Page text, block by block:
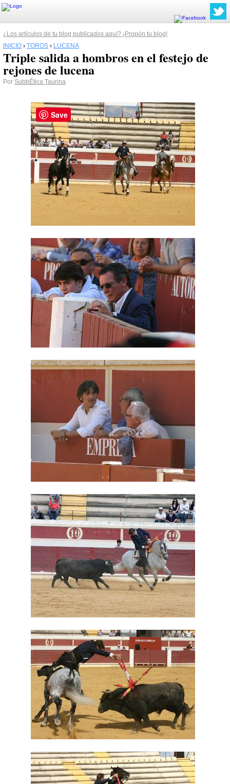
¿Los artículos de tu blog publicados aquí? ¡Propón tu blog!
INICIO › TOROS › LUCENA
Triple salida a hombros en el festejo de
rejones de lucena
Por SubbÉtica Taurina
Save